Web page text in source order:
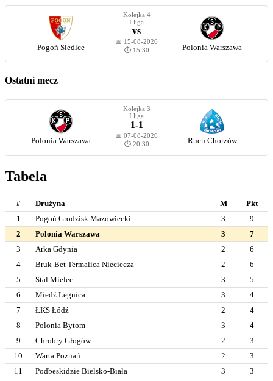
Pogoń Siedlce
Kolejka 4
I liga
vs
📅 15-08-2026
⏱️ 15:30
Polonia Warszawa
Ostatni mecz
Polonia Warszawa
Kolejka 3
I liga
1-1
📅 07-08-2026
⏱️ 20:30
Ruch Chorzów
Tabela
# Drużyna M
Pkt
1
Pogoń Grodzisk Mazowiecki 3
9
2
Polonia Warszawa 3
7
3
Arka Gdynia 2
6
4
Bruk-Bet Termalica Nieciecza 2
6
5
Stal Mielec 3
5
6
Miedź Legnica 3
4
7
ŁKS Łódź 2
4
8
Polonia Bytom 3
4
9
Chrobry Głogów 2
3
10
Warta Poznań 2
3
11
Podbeskidzie Bielsko-Biała 3
3